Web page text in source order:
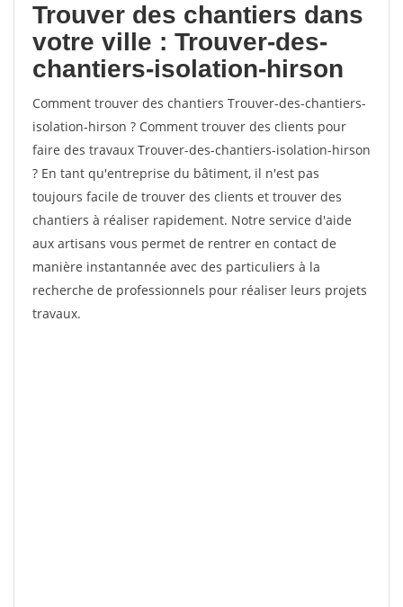
Trouver des chantiers dans
votre ville : Trouver-des-
chantiers-isolation-hirson
Comment trouver des chantiers Trouver-des-chantiers-
isolation-hirson ? Comment trouver des clients pour
faire des travaux Trouver-des-chantiers-isolation-hirson
? En tant qu'entreprise du bâtiment, il n'est pas
toujours facile de trouver des clients et trouver des
chantiers à réaliser rapidement. Notre service d'aide
aux artisans vous permet de rentrer en contact de
manière instantannée avec des particuliers à la
recherche de professionnels pour réaliser leurs projets
travaux.